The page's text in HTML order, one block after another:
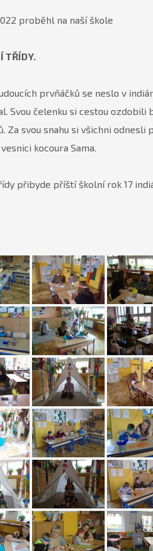
proběhl na naší škole
TŘÍDY.
prvňáčků se neslo v
Svou čelenku si cestou
Za svou snahu si všichni
kocoura Sama.
přibyde příští školní rok 17